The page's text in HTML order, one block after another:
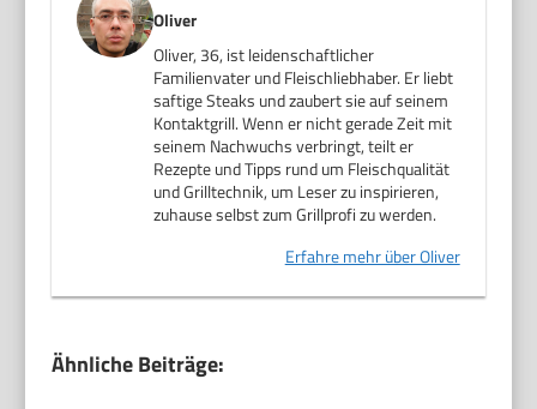
Oliver
Oliver, 36, ist leidenschaftlicher
Familienvater und Fleischliebhaber. Er liebt
saftige Steaks und zaubert sie auf seinem
Kontaktgrill. Wenn er nicht gerade Zeit mit
seinem Nachwuchs verbringt, teilt er
Rezepte und Tipps rund um Fleischqualität
und Grilltechnik, um Leser zu inspirieren,
zuhause selbst zum Grillprofi zu werden.
Erfahre mehr über Oliver
Ähnliche Beiträge: